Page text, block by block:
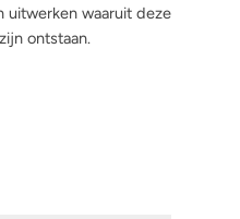
uitwerken waaruit deze
ontstaan.